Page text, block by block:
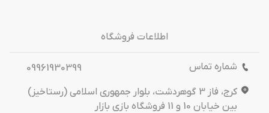
اطلاعات فروشگاه
شماره تماس
09961930399
کرج، فاز 3 گوهردشت، بلوار جمهوری اسلامی (رستاخیز)
بین خیابان 10 و 11 فروشگاه بازی بازار